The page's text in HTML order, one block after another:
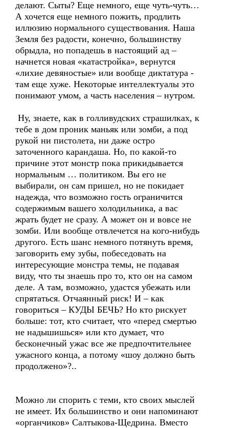
делают. Сыты? Еще немного, еще чуть-чуть…
А хочется еще немного пожить, продлить
иллюзию нормального существования. Наша
Земля без радости, конечно, большинству
обрыдла, но попадешь в настоящий ад –
начнется новая «катастройка», вернутся
«лихие девяностые» или вообще диктатура -
там еще хуже. Некоторые интеллектуалы это
понимают умом, а часть населения – нутром.
Ну, знаете, как в голливудских страшилках, к
тебе в дом проник маньяк или зомби, а под
рукой ни пистолета, ни даже остро
заточенного карандаша. Но, по какой-то
причине этот монстр пока прикидывается
нормальным … политиком. Вы его не
выбирали, он сам пришел, но не покидает
надежда, что возможно гость ограничится
содержимым вашего холодильника, а вас
жрать будет не сразу. А может он и вовсе не
зомби. Или вообще отвлечется на кого-нибудь
другого. Есть шанс немного потянуть время,
заговорить ему зубы, побеседовать на
интересующие монстра темы, не подавая
виду, что ты знаешь про то, кто он на самом
деле. А там, возможно, удастся убежать или
спрятаться. Отчаянный риск! И – как
говориться – КУДЫ БЕЧЬ? Но кто рискует
больше: тот, кто считает, что «перед смертью
не надышишься» или кто думает, что
бесконечный ужас все же предпочтительнее
ужасного конца, а потому «шоу должно быть
продолжено»?..
Можно ли спорить с теми, кто своих мыслей
не имеет. Их большинство и они напоминают
«органчиков» Салтыкова-Щедрина. Вместо